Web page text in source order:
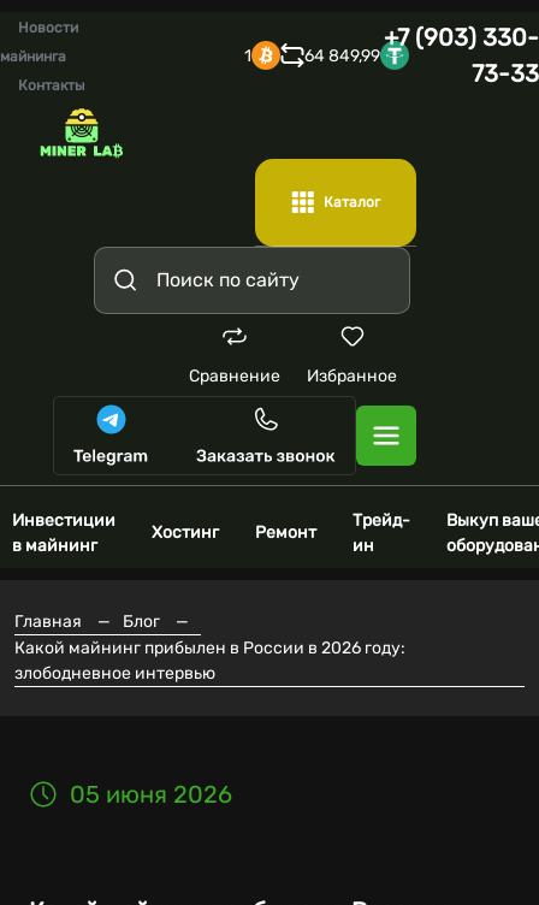
Новости
майнинга
Контакты
1 64 849,99
+7 (903) 330-
73-33
Каталог
Сравнение Избранное
Инвестиции
в майнинг
Хостинг Ремонт
Трейд-
ин
Выкуп
Главная — Блог
—
Какой майнинг прибылен в России в 2026 году:
злободневное интервью
05 июня 2026